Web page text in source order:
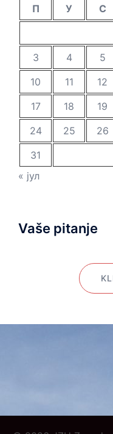
П У С
3
4 5
10
11 12
17
18 19
24
25 26
31
« јул
Vaše pitanje